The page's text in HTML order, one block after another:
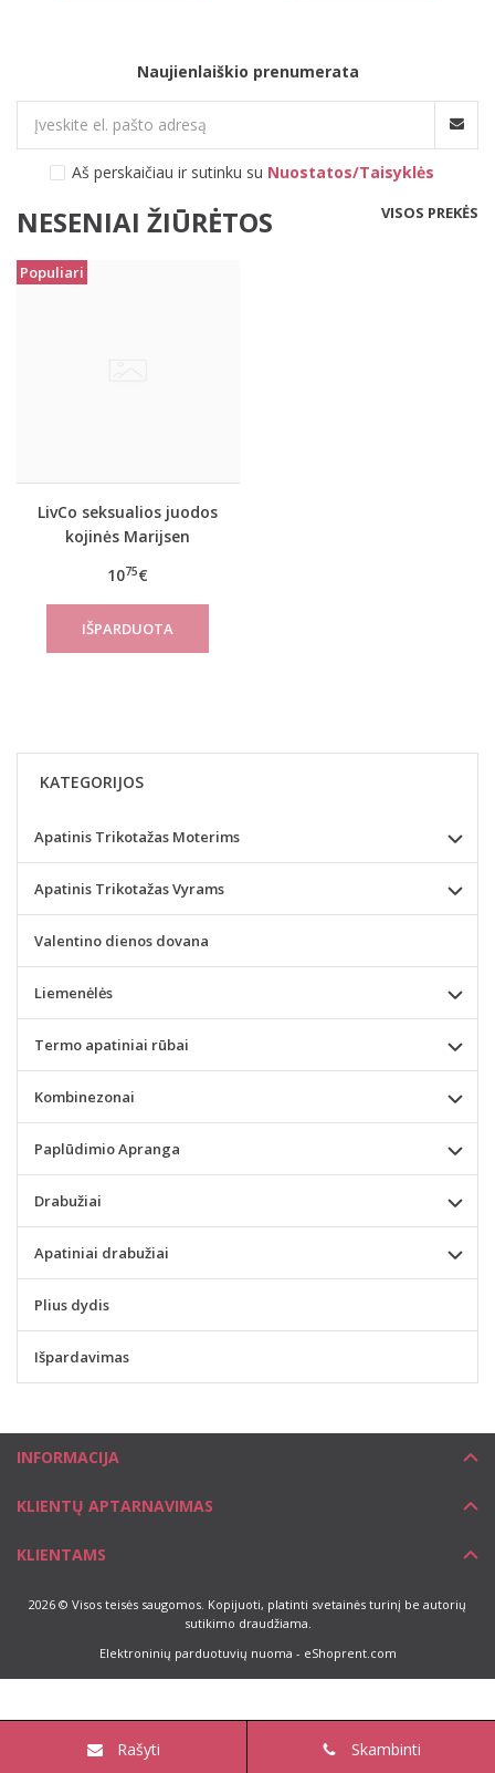
Naujienlaiškio prenumerata
Aš perskaičiau ir sutinku su Nuostatos/Taisyklės
NESENIAI ŽIŪRĖTOS VISOS PREKĖS
Populiari
LivCo seksualios juodos
kojinės Marijsen
1075€
KATEGORIJOS
Apatinis Trikotažas Moterims
Apatinis Trikotažas Vyrams
Valentino dienos dovana
Liemenėlės
Termo apatiniai rūbai
Kombinezonai
Paplūdimio Apranga
Drabužiai
Apatiniai drabužiai
Plius dydis
Išpardavimas
INFORMACIJA
KLIENTŲ APTARNAVIMAS
KLIENTAMS
2026 © Visos teisės saugomos. Kopijuoti, platinti svetainės turinį be autorių
sutikimo draudžiama.
Elektroninių parduotuvių nuoma - eShoprent.com
Rašyti Skambinti